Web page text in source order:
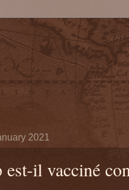
2021
il vacciné